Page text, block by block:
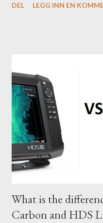
you should tweak and why.
DEL LEGG INN EN
What is the
Carbon and HDS